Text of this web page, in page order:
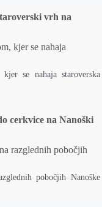
vrh na
se nahaja staroverska
cerkvice na Nanoški
pobočjih Nanoške